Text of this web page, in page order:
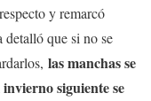
y remarcó
detalló que si no se
las manchas se
siguiente se